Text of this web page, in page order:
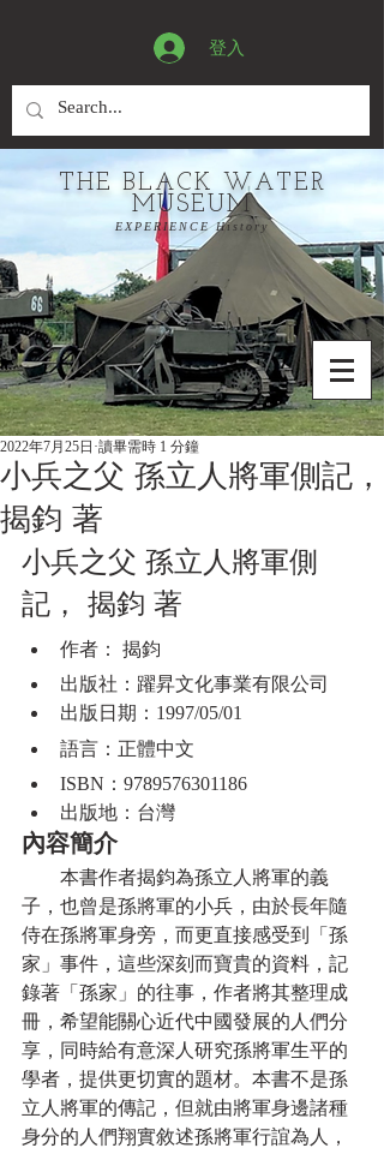
登入
THE BLACK WATER
MUSEUM
EXPERIENCE History
小兵之父 孫立人將軍側記，
揭鈞 著
2022年7月25日 讀畢需時 1 分鐘
小兵之父 孫立人將軍側
記， 揭鈞 著
作者： 揭鈞
出版社：躍昇文化事業有限公司
出版日期：1997/05/01
語言：正體中文
ISBN：9789576301186
出版地：台灣
內容簡介
本書作者揭鈞為孫立人將軍的義
子，也曾是孫將軍的小兵，由於長年隨
侍在孫將軍身旁，而更直接感受到「孫
家」事件，這些深刻而寶貴的資料，記
錄著「孫家」的往事，作者將其整理成
冊，希望能關心近代中國發展的人們分
享，同時給有意深人研究孫將軍生平的
學者，提供更切實的題材。本書不是孫
立人將軍的傳記，但就由將軍身邊諸種
身分的人們翔實敘述孫將軍行誼為人，